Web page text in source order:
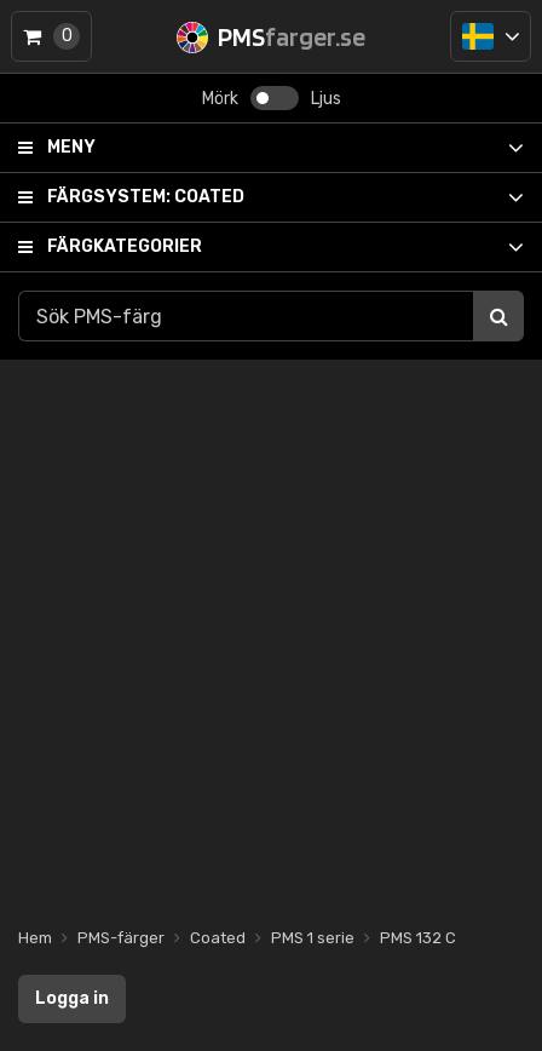
PMSfarger.se
Mörk Ljus
MENY
FÄRGSYSTEM: COATED
FÄRGKATEGORIER
0
Hem PMS-färger Coated PMS 1 serie PMS 132 C
Logga in